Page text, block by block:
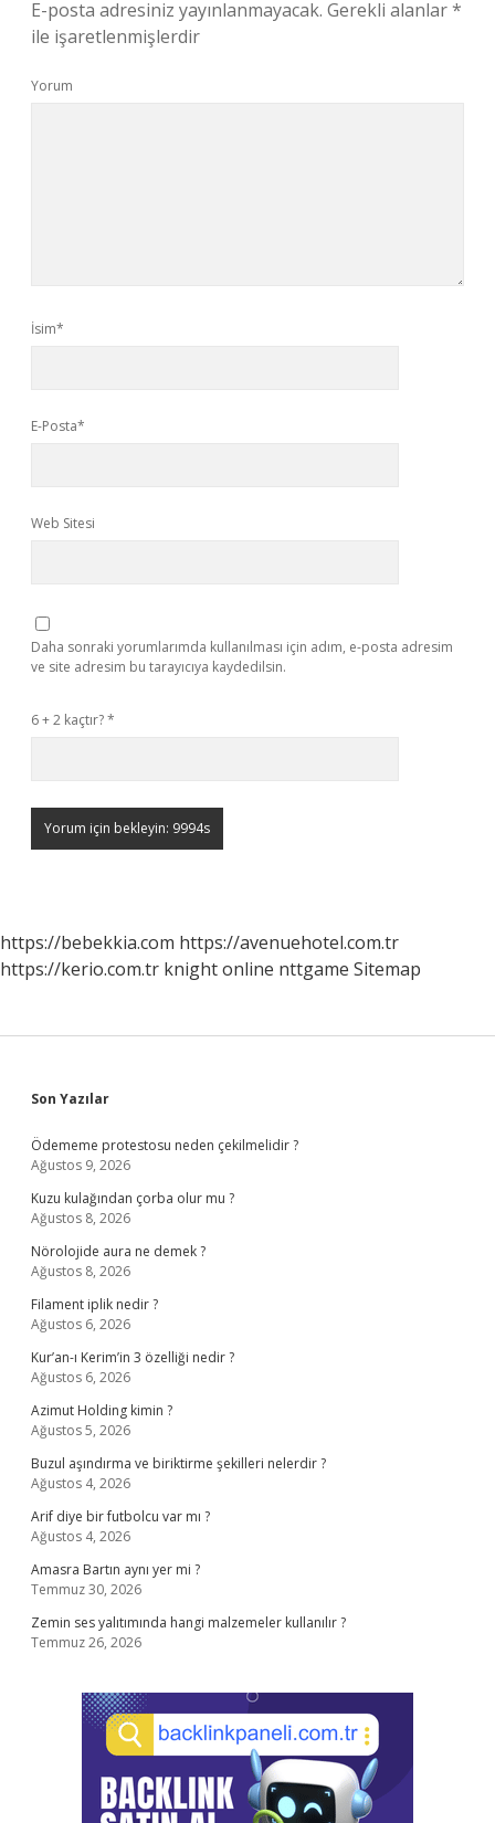
E-posta adresiniz yayınlanmayacak. Gerekli alanlar*
ile işaretlenmişlerdir
Yorum
İsim*
E-Posta*
Web Sitesi
Daha sonraki yorumlarımda kullanılması için adım, e-posta adresim
ve site adresim bu tarayıcıya kaydedilsin.
6 + 2 kaçtır?*
https://bebekkia.com https://avenuehotel.com.tr
https://kerio.com.tr knight online nttgame Sitemap
Sidebar
Son Yazılar
Ödememe protestosu neden çekilmelidir ?
Ağustos 9, 2026
Kuzu kulağından çorba olur mu ?
Ağustos 8, 2026
Nörolojide aura ne demek ?
Ağustos 8, 2026
Filament iplik nedir ?
Ağustos 6, 2026
Kur’an-ı Kerim’in 3 özelliği nedir ?
Ağustos 6, 2026
Azimut Holding kimin ?
Ağustos 5, 2026
Buzul aşındırma ve biriktirme şekilleri nelerdir ?
Ağustos 4, 2026
Arif diye bir futbolcu var mı ?
Ağustos 4, 2026
Amasra Bartın aynı yer mi ?
Temmuz 30, 2026
Zemin ses yalıtımında hangi malzemeler kullanılır ?
Temmuz 26, 2026